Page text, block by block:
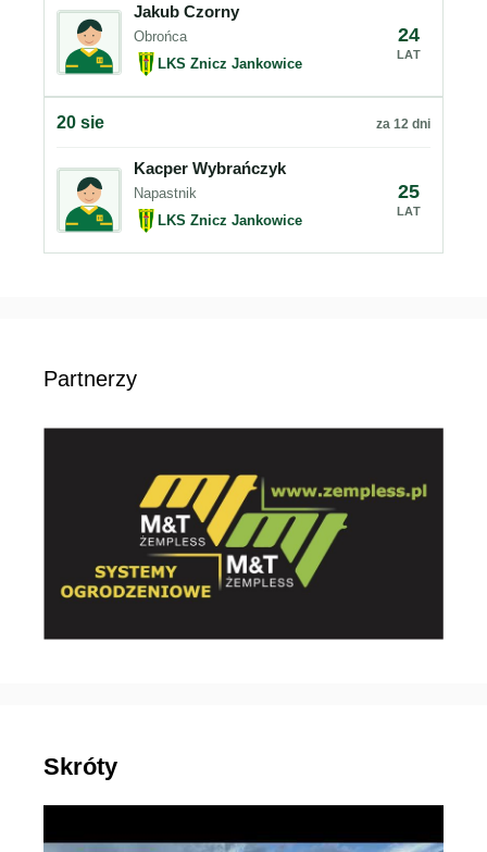
Jakub Czorny
Obrońca
LKS Znicz Jankowice
24
LAT
20 sie za 12 dni
Kacper Wybrańczyk
Napastnik
LKS Znicz Jankowice
25
LAT
Partnerzy
Skróty